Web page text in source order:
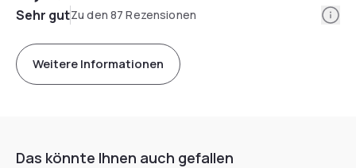
Sehr gutZu den 87 Rezensionen
Weitere Informationen
Das könnte Ihnen auch gefallen